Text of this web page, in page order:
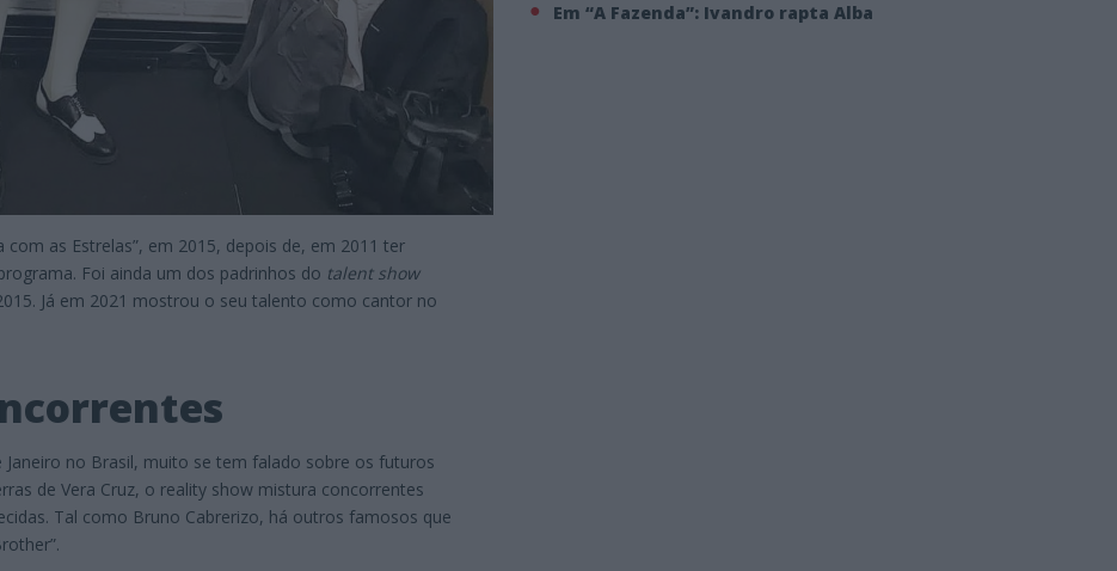
com as Estrelas”, em 2015, depois de, em 2011 ter
Foi ainda um dos padrinhos do talent show
Já em 2021 mostrou o seu talento como cantor no
Janeiro no Brasil, muito se tem falado sobre os futuros
de Vera Cruz, o reality show mistura concorrentes
Tal como Bruno Cabrerizo, há outros famosos que
Em “A Fazenda”: Ivandro rapta Alba